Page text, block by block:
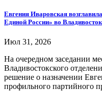
Евгения Иваровская
Единой России» во
Июл 31, 2026
На очередном заседании
Владивостокского
решение о назначении
профильного партийного